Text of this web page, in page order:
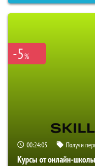
-5%
00:24:04 Получи
Курсы от онлайн-